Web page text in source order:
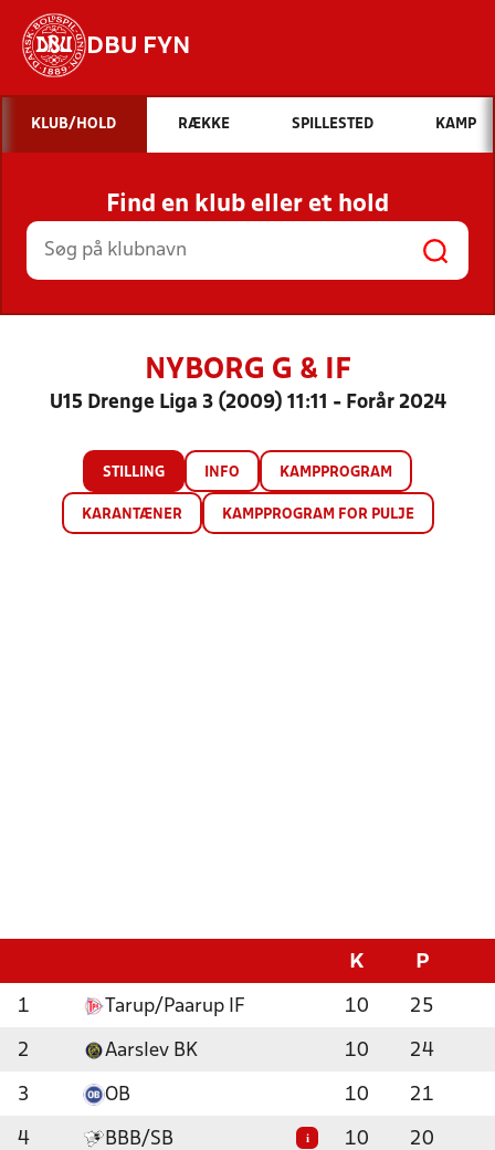
DBU FYN
Hvad vil du søge efter?
INDHOLD OG NYHEDER
STILLINGER, RESULTATER, KLUBBER OG
HOLD
KLUB/HOLD RÆKKE SPILLESTED KAMP
Find en klub eller et hold
NYBORG G & IF
U15 Drenge Liga 3 (2009) 11:11 - Forår 2024
STILLING INFO KAMPPROGRAM
KARANTÆNER KAMPPROGRAM FOR PULJE
K P
1 Tarup/Paarup IF 10 25
2 Aarslev BK 10 24
3 OB 10 21
4 BBB/SB i 10 20